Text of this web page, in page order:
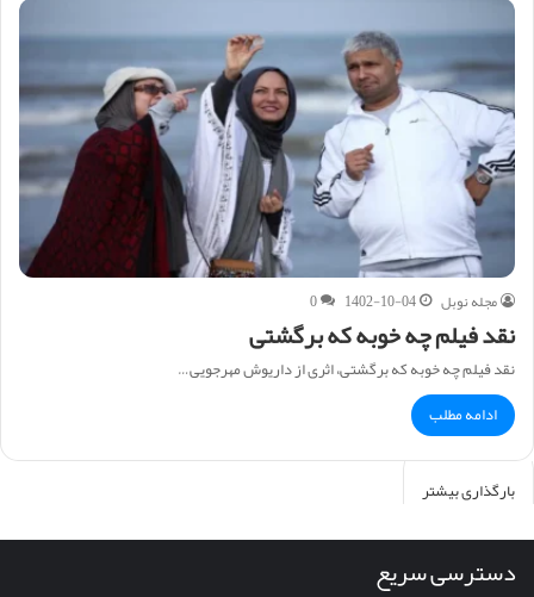
مجله نوبل 1402-10-04
0
نقد فیلم چه خوبه که برگشتی
نقد فیلم چه خوبه که برگشتی، اثری از داریوش مهرجویی…
ادامه مطلب
بارگذاری بیشتر
دسترسی سریع